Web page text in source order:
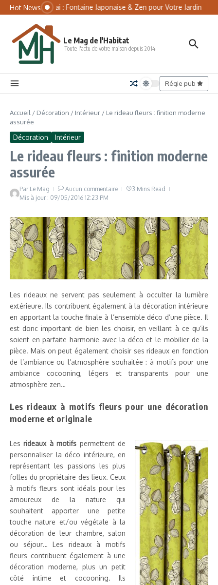
Aller au contenu
Hot NewsTsukubai : Fontaine Japonaise & Zen pour Votre Jardin
Le Mag de l'Habitat
Toute l'actu de votre maison depuis 2014
Régie pub
Accueil / Décoration / Intérieur / Le rideau fleurs : finition moderne
assurée
Décoration Intérieur
Le rideau fleurs : finition moderne
assurée
Par Le Mag Aucun commentaire
3 Mins Read
Mis à jour : 09/05/2016 12:23 PM
Les rideaux ne servent pas seulement à occulter la lumière
extérieure. Ils contribuent également à la décoration intérieure
en apportant la touche finale à l’ensemble déco d’une pièce. Il
est donc important de bien les choisir, en veillant à ce qu’ils
soient en parfaite harmonie avec la déco et le mobilier de la
pièce. Mais on peut également choisir ses rideaux en fonction
de l’ambiance ou l’atmosphère souhaitée : à motifs pour une
ambiance cocooning, légers et transparents pour une
atmosphère zen…
Les rideaux à motifs fleurs pour une décoration
moderne et originale
Les rideaux à motifs permettent de
personnaliser la déco intérieure, en
représentant les passions les plus
folles du propriétaire des lieux. Ceux
à motifs fleurs sont idéals pour les
amoureux de la nature qui
souhaitent apporter une petite
touche nature et/ou végétale à la
décoration de leur chambre, salon
ou séjour… Les rideaux à motifs
fleurs contribuent également à une
décoration moderne, plus un petit
côté intime et cocooning. Ils
Panneau de gestion des cookies